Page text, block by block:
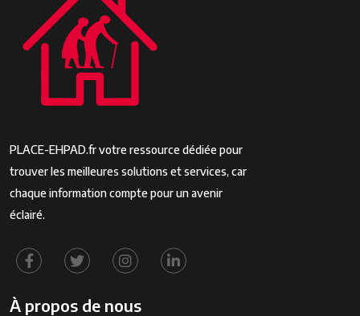
PLACE-EHPAD.fr votre ressource dédiée pour
trouver les meilleures solutions et services, car
chaque information compte pour un avenir
éclairé.
À propos de nous